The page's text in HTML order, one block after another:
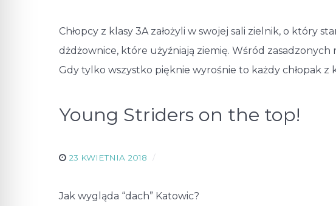
Chłopcy z klasy 3A założyli w swojej sali zielnik, o który
dżdżownice, które użyźniają ziemię. Wśród
Gdy tylko wszystko pięknie wyrośnie to każdy chłopak z
Young Striders on the top!
23 KWIETNIA 2018
Jak wygląda “dach” Katowic?